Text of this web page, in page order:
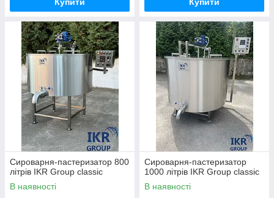
Сироварня-пастеризатор 800
літрів IKR Group classic
В наявності
Сироварня-пастеризатор
1000 літрів IKR Group classic
В наявності